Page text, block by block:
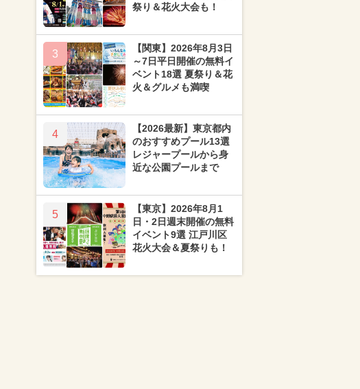
祭り＆花火大会も！
3
【関東】2026年8月3日
～7日平日開催の無料イ
ベント18選 夏祭り＆花
火＆グルメも満喫
4
【2026最新】東京都内
のおすすめプール13選
レジャープールから身
近な公園プールまで
5
【東京】2026年8月1
日・2日週末開催の無料
イベント9選 江戸川区
花火大会＆夏祭りも！